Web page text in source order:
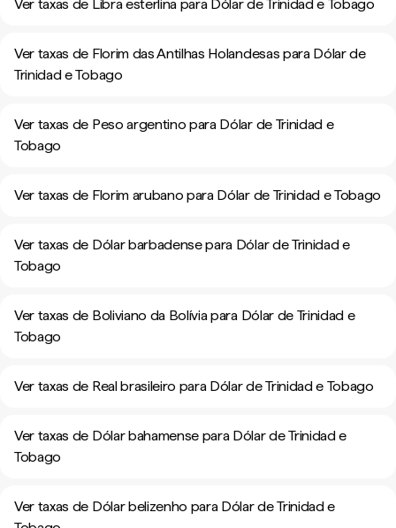
Ver taxas de Libra esterlina para Dólar de Trinidad e Tobago
Ver taxas de Florim das Antilhas Holandesas para Dólar de
Trinidad e Tobago
Ver taxas de Peso argentino para Dólar de Trinidad e
Tobago
Ver taxas de Florim arubano para Dólar de Trinidad e Tobago
Ver taxas de Dólar barbadense para Dólar de Trinidad e
Tobago
Ver taxas de Boliviano da Bolívia para Dólar de Trinidad e
Tobago
Ver taxas de Real brasileiro para Dólar de Trinidad e Tobago
Ver taxas de Dólar bahamense para Dólar de Trinidad e
Tobago
Ver taxas de Dólar belizenho para Dólar de Trinidad e